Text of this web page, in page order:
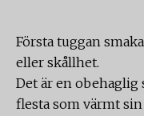
Första tuggan
eller skållhet.
Det är en obehaglig
flesta som värmt